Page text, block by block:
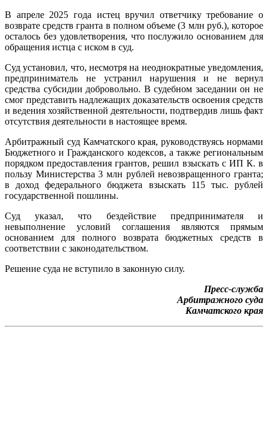
В апреле 2025 года истец вручил ответчику требование о
возврате средств гранта в полном объеме (3 млн руб.), которое
осталось без удовлетворения, что послужило основанием для
обращения истца с иском в суд.
Суд установил, что, несмотря на неоднократные уведомления,
предприниматель не устранил нарушения и не вернул
средства субсидии добровольно. В судебном заседании он не
смог представить надлежащих доказательств освоения средств
и ведения хозяйственной деятельности, подтвердив лишь факт
отсутствия деятельности в настоящее время.
Арбитражный суд Камчатского края, руководствуясь нормами
Бюджетного и Гражданского кодексов, а также региональным
порядком предоставления грантов, решил взыскать с ИП К. в
пользу Министерства 3 млн рублей невозвращенного гранта;
в доход федерального бюджета взыскать 115 тыс. рублей
государственной пошлины.
Суд указал, что бездействие предпринимателя и
невыполнение условий соглашения являются прямым
основанием для полного возврата бюджетных средств в
соответствии с законодательством.
Решение суда не вступило в законную силу.
Пресс-служба
Арбитражного суда
Камчатского края